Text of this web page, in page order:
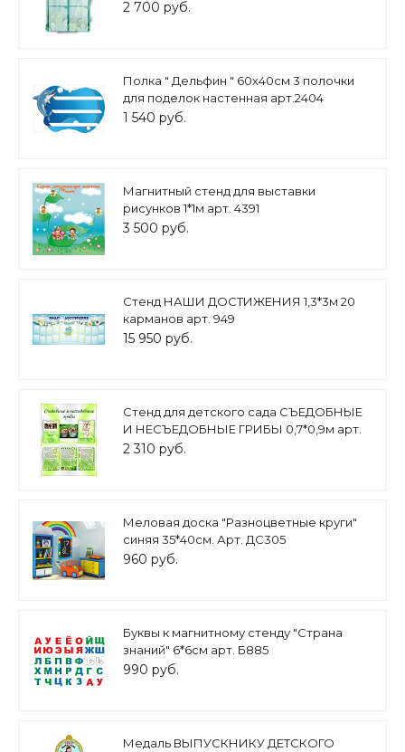
4 кармана А4 арт. Ш1588
2 700 руб.
Полка " Дельфин " 60х40см 3 полочки
для поделок настенная арт.2404
1 540 руб.
Магнитный стенд для выставки
рисунков 1*1м арт. 4391
3 500 руб.
Стенд НАШИ ДОСТИЖЕНИЯ 1,3*3м 20
карманов арт. 949
15 950 руб.
Стенд для детского сада СЪЕДОБНЫЕ
И НЕСЪЕДОБНЫЕ ГРИБЫ 0,7*0,9м арт.
629
2 310 руб.
Меловая доска "Разноцветные круги"
синяя 35*40см. Арт. ДС305
960 руб.
Буквы к магнитному стенду "Страна
знаний" 6*6см арт. Б885
990 руб.
Медаль ВЫПУСКНИКУ ДЕТСКОГО